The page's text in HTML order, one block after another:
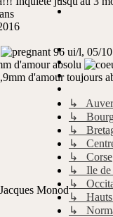
96 ui/l, 05/
d'amour absolu
d'amour toujours
Monod
↳
↳
↳
↳
↳ Corse
↳ Ile de
↳
↳ Hauts
↳